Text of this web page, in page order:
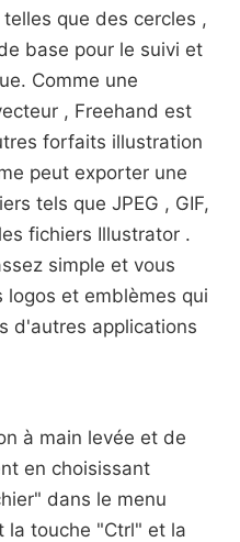
que des cercles ,
base pour le suivi et
Comme une
, Freehand est
forfaits illustration
peut exporter une
tels que JPEG , GIF,
fichiers Illustrator .
simple et vous
et emblèmes qui
d'autres applications
à main levée et de
en choisissant
dans le menu
la touche "Ctrl" et la